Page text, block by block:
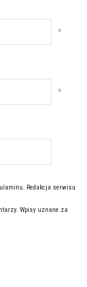
*
*
. Redakcja serwisu
Wpisy uznane za